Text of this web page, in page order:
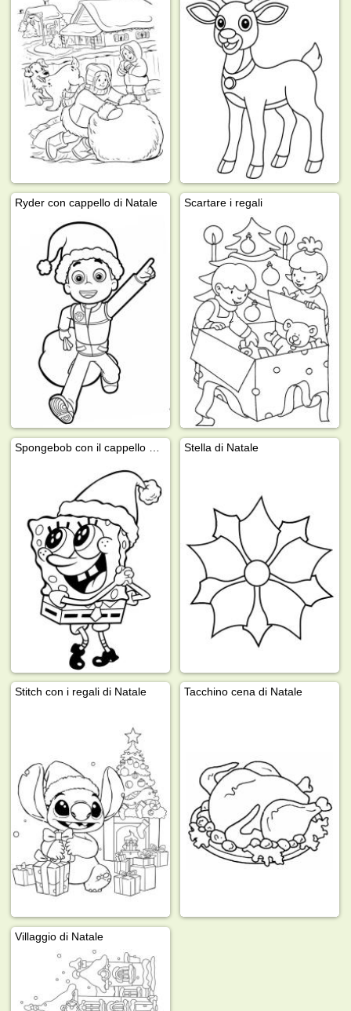
Ryder con cappello di Natale Scartare i regali
Stella di Natale
Stitch con i regali di Natale Tacchino cena di Natale
Villaggio di Natale